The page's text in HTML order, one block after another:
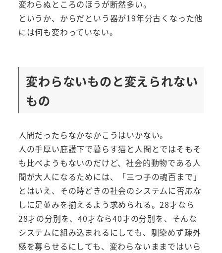
変わらぬところのほうが断然多い。
というか、からだという器が19年分古くなった他
には何も変わっていない。
変わらないものと変えられない
もの
人間だったらなかなかこうはいかない。
人の手厚い庇護下で暮らす猫と人間とではそもそ
も比べようもないのだけど、社会的動物である人
間が大人になるためには、「三つ子の魂百まで」
とはいえ、その時どきの社会のシステムに否応な
しに足並みを揃えるよう求められる。28才なら
28才の分別を、40才なら40才の分別を、そんな
システムに組み込まれるにしても、馴染めず疎外
感を募らせるにしても、変わらないままではいら